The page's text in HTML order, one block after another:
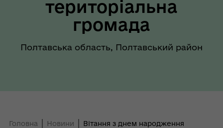
територіальна
громада
Полтавська область, Полтавський район
Головна Новини
Вітання з днем народження